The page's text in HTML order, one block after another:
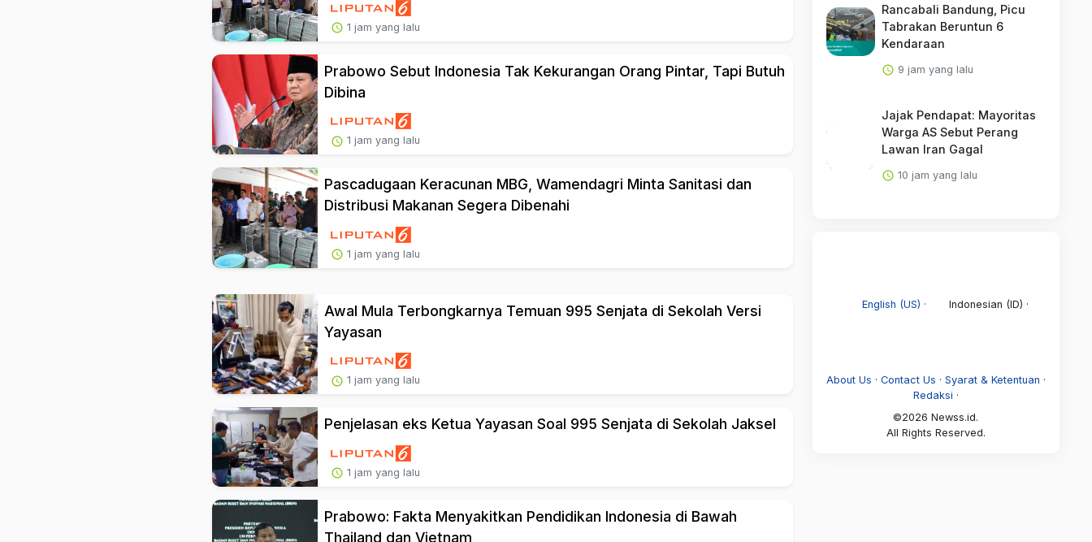
1 jam yang lalu
Prabowo Sebut Indonesia Tak Kekurangan Orang Pintar, Tapi Butuh
Dibina
1 jam yang lalu
Pascadugaan Keracunan MBG, Wamendagri Minta Sanitasi dan
Distribusi Makanan Segera Dibenahi
1 jam yang lalu
Awal Mula Terbongkarnya Temuan 995 Senjata di Sekolah Versi
Yayasan
1 jam yang lalu
Penjelasan eks Ketua Yayasan Soal 995 Senjata di Sekolah Jaksel
1 jam yang lalu
Prabowo: Fakta Menyakitkan Pendidikan Indonesia di Bawah
Thailand dan Vietnam
Rancabali Bandung, Picu
Tabrakan Beruntun 6
Kendaraan
9 jam yang lalu
Jajak Pendapat: Mayoritas
Warga AS Sebut Perang
Lawan Iran Gagal
10 jam yang lalu
English (US) · Indonesian (ID) ·
About Us · Contact Us · Syarat & Ketentuan ·
Redaksi ·
©2026 Newss.id.
All Rights Reserved.